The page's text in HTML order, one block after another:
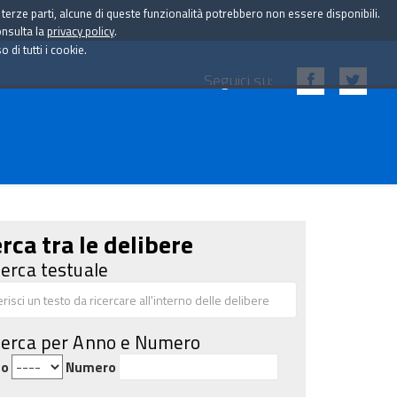
Seguici su:
tra le delibere
testuale
per Anno e Numero
Numero
parti, alcune di queste funzionalità potrebbero non essere disponibili.
la privacy policy.
di tutti i cookie.